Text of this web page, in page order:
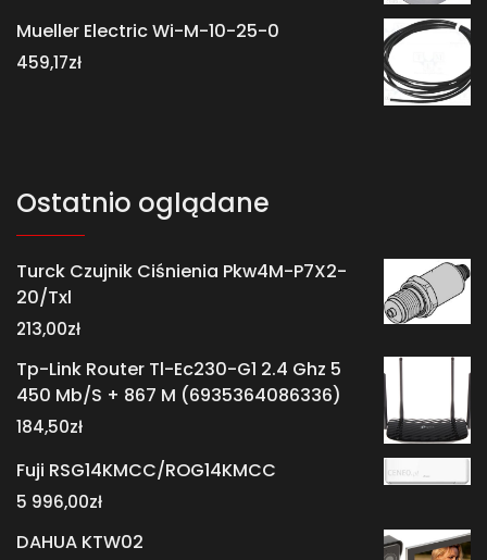
Mueller Electric Wi-M-10-25-0
459,17zł
Ostatnio oglądane
Turck Czujnik Ciśnienia Pkw4M-P7X2-
20/Txl
213,00zł
Tp-Link Router Tl-Ec230-G1 2.4 Ghz 5
450 Mb/S + 867 M (6935364086336)
184,50zł
Fuji RSG14KMCC/ROG14KMCC
5 996,00zł
DAHUA KTW02